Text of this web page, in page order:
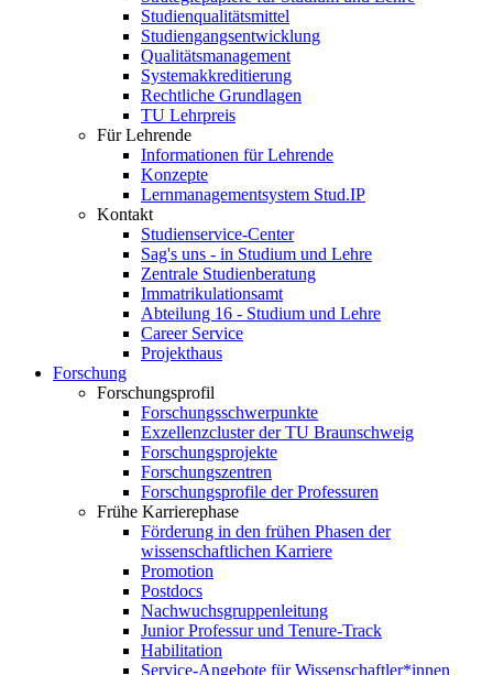
Studienqualitätsmittel
Studiengangsentwicklung
Qualitätsmanagement
Systemakkreditierung
Rechtliche Grundlagen
TU Lehrpreis
Für Lehrende
Informationen für Lehrende
Konzepte
Lernmanagementsystem Stud.IP
Kontakt
Studienservice-Center
Sag's uns - in Studium und Lehre
Zentrale Studienberatung
Immatrikulationsamt
Abteilung 16 - Studium und Lehre
Career Service
Projekthaus
Forschung
Forschungsprofil
Forschungsschwerpunkte
Exzellenzcluster der TU Braunschweig
Forschungsprojekte
Forschungszentren
Forschungsprofile der Professuren
Frühe Karrierephase
Förderung in den frühen Phasen der
wissenschaftlichen Karriere
Promotion
Postdocs
Nachwuchsgruppenleitung
Junior Professur und Tenure-Track
Habilitation
Service-Angebote für Wissenschaftler*innen